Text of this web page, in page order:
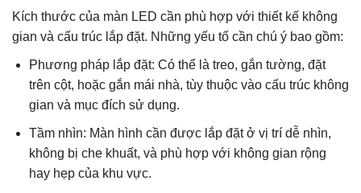
Kích thước của màn LED cần phù hợp với thiết kế không
gian và cấu trúc lắp đặt. Những yếu tố cần chú ý bao gồm:
Phương pháp lắp đặt: Có thể là treo, gắn tường, đặt
trên cột, hoặc gắn mái nhà, tùy thuộc vào cấu trúc không
gian và mục đích sử dụng.
Tầm nhìn: Màn hình cần được lắp đặt ở vị trí dễ nhìn,
không bị che khuất, và phù hợp với không gian rộng
hay hẹp của khu vực.